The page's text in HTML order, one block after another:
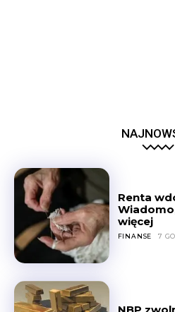
Renta
więcej
FINANSE 7